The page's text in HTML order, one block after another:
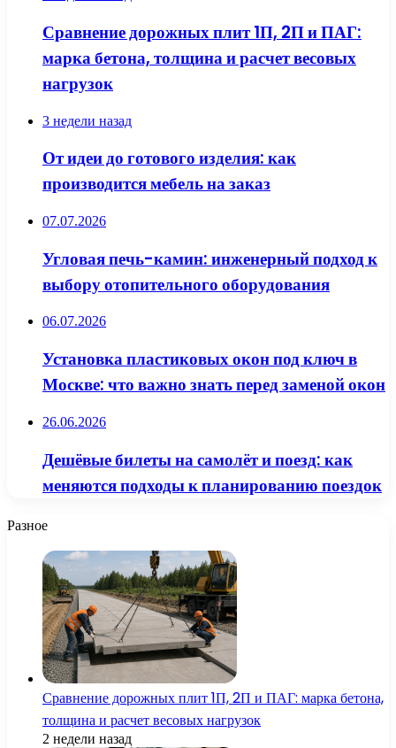
Сравнение дорожных плит 1П, 2П и ПАГ:
марка бетона, толщина и расчет весовых
нагрузок
3 недели назад
От идеи до готового изделия: как
производится мебель на заказ
07.07.2026
Угловая печь-камин: инженерный подход к
выбору отопительного оборудования
06.07.2026
Установка пластиковых окон под ключ в
Москве: что важно знать перед заменой окон
26.06.2026
Дешёвые билеты на самолёт и поезд: как
меняются подходы к планированию поездок
Разное
Сравнение дорожных плит 1П, 2П и ПАГ: марка бетона,
толщина и расчет весовых нагрузок
2 недели назад